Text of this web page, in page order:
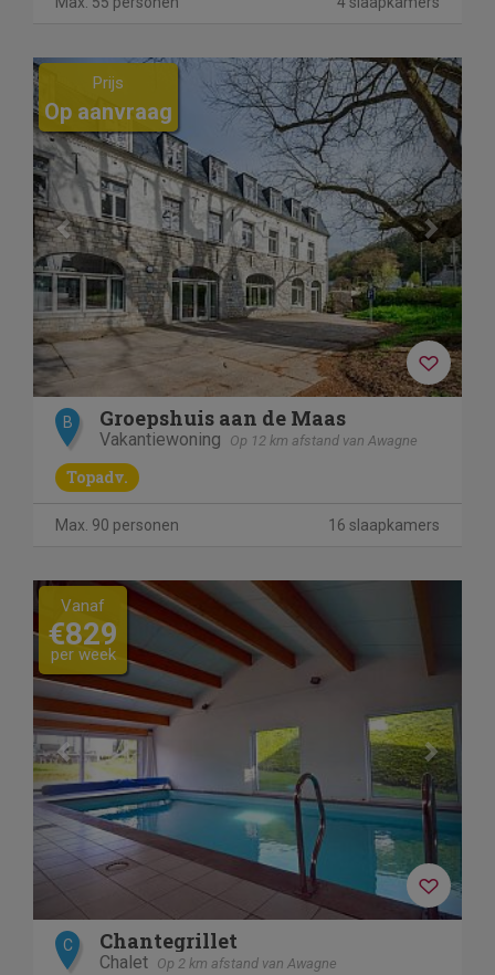
Previous Next
Prijs
Op aanvraag
B Groepshuis aan de Maas
Vakantiewoning Op 12 km afstand van Awagne
Topadv.
Max. 90 personen 16 slaapkamers
Previous
Vanaf
€829
per week
C Chantegrillet
Chalet Op 2 km afstand van Awagne